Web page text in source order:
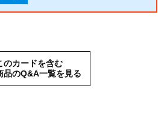
のカードを含む
品のQ&A一覧を見る